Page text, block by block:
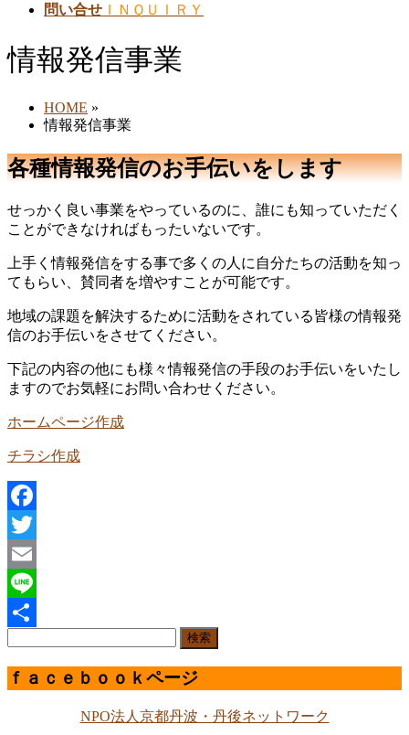
問い合せ ＩＮＱＵＩＲＹ
情報発信事業
HOME »
情報発信事業
各種情報発信のお手伝いをします
せっかく良い事業をやっているのに、誰にも知っていただく
ことができなければもったいないです。
上手く情報発信をする事で多くの人に自分たちの活動を知っ
てもらい、賛同者を増やすことが可能です。
地域の課題を解決するために活動をされている皆様の情報発
信のお手伝いをさせてください。
下記の内容の他にも様々情報発信の手段のお手伝いをいたし
ますのでお気軽にお問い合わせください。
ホームページ作成
チラシ作成
Facebook
Twitter
Email
Line
有ｆａｃｅｂｏｏｋページ
NPO法人京都丹波・丹後ネットワーク